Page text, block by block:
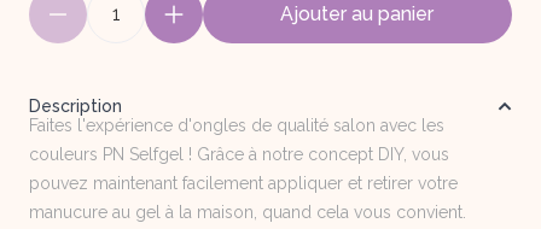
1 Ajouter au panier
Description
Faites l'expérience d'ongles de qualité salon avec les
couleurs PN Selfgel ! Grâce à notre concept DIY, vous
pouvez maintenant facilement appliquer et retirer votre
manucure au gel à la maison, quand cela vous convient.